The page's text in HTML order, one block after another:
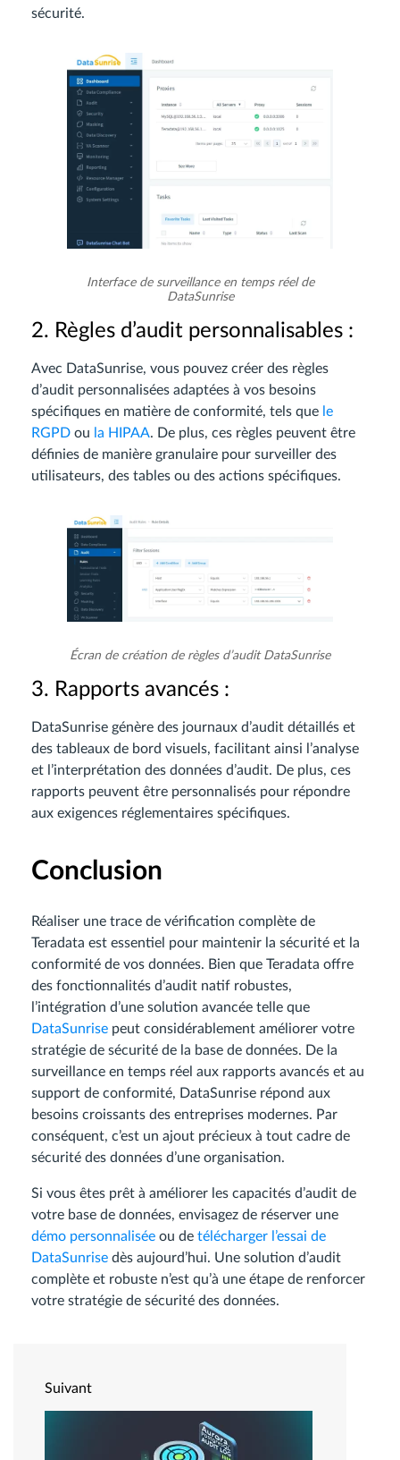
sécurité.
Interface de surveillance en temps réel de
DataSunrise
2. Règles d’audit personnalisables :
Avec DataSunrise, vous pouvez créer des règles
d’audit personnalisées adaptées à vos besoins
spécifiques en matière de conformité, tels que le
RGPD ou la HIPAA. De plus, ces règles peuvent être
définies de manière granulaire pour surveiller des
utilisateurs, des tables ou des actions spécifiques.
Écran de création de règles d’audit DataSunrise
3. Rapports avancés :
DataSunrise génère des journaux d’audit détaillés et
des tableaux de bord visuels, facilitant ainsi l’analyse
et l’interprétation des données d’audit. De plus, ces
rapports peuvent être personnalisés pour répondre
aux exigences réglementaires spécifiques.
Conclusion
Réaliser une trace de vérification complète de
Teradata est essentiel pour maintenir la sécurité et la
conformité de vos données. Bien que Teradata offre
des fonctionnalités d’audit natif robustes,
l’intégration d’une solution avancée telle que
DataSunrise peut considérablement améliorer votre
stratégie de sécurité de la base de données. De la
surveillance en temps réel aux rapports avancés et au
support de conformité, DataSunrise répond aux
besoins croissants des entreprises modernes. Par
conséquent, c’est un ajout précieux à tout cadre de
sécurité des données d’une organisation.
Si vous êtes prêt à améliorer les capacités d’audit de
votre base de données, envisagez de réserver une
démo personnalisée ou de télécharger l’essai de
DataSunrise dès aujourd’hui. Une solution d’audit
complète et robuste n’est qu’à une étape de renforcer
votre stratégie de sécurité des données.
Suivant